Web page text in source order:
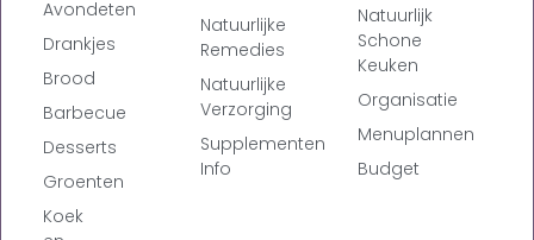
Avondeten
Drankjes
Brood
Barbecue
Desserts
Groenten
Koek
Natuurlijke
Remedies
Natuurlijke
Verzorging
Supplementen
Info
Natuurlijk
Schone
Keuken
Organisatie
Menuplannen
Budget